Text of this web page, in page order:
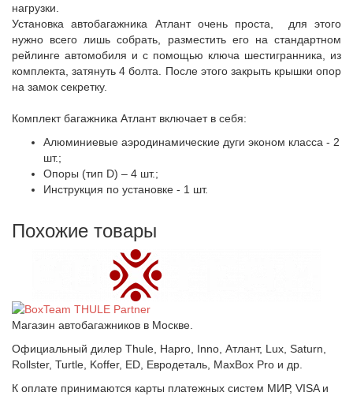
нагрузки.
Установка автобагажника Атлант очень проста, для этого
нужно всего лишь собрать, разместить его на стандартном
рейлинге автомобиля и с помощью ключа шестигранника, из
комплекта, затянуть 4 болта. После этого закрыть крышки опор
на замок секретку.
Комплект багажника Атлант включает в себя:
Алюминиевые аэродинамические дуги эконом класса - 2
шт.;
Опоры (тип D) – 4 шт.;
Инструкция по установке - 1 шт.
Похожие товары
Магазин автобагажников в Москве.
Официальный дилер Thule, Hapro, Inno, Атлант, Lux, Saturn,
Rollster, Turtle, Koffer, ED, Евродеталь, MaxBox Pro и др.
К оплате принимаются карты платежных систем МИР, VISA и